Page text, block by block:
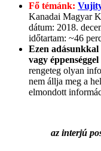
Fő témánk:
Kanadai Magyar
dátum: 2018.
időtartam: ~46
Ezen
vagy
rengeteg olyan
nem állja meg a
elmondott
az interjú